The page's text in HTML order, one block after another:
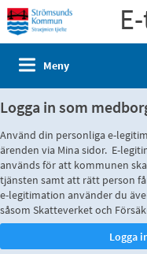
Meny
Logga in som
Använd din personliga e-
ärenden via Mina sidor. E-
används för att kommunen
tjänsten samt att rätt person
e-legitimation använder du
såsom Skatteverket och